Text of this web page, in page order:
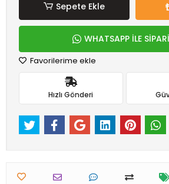
Sepete Ekle
WHATSAPP İLE
Favorilerime ekle
Hızlı Gönderi